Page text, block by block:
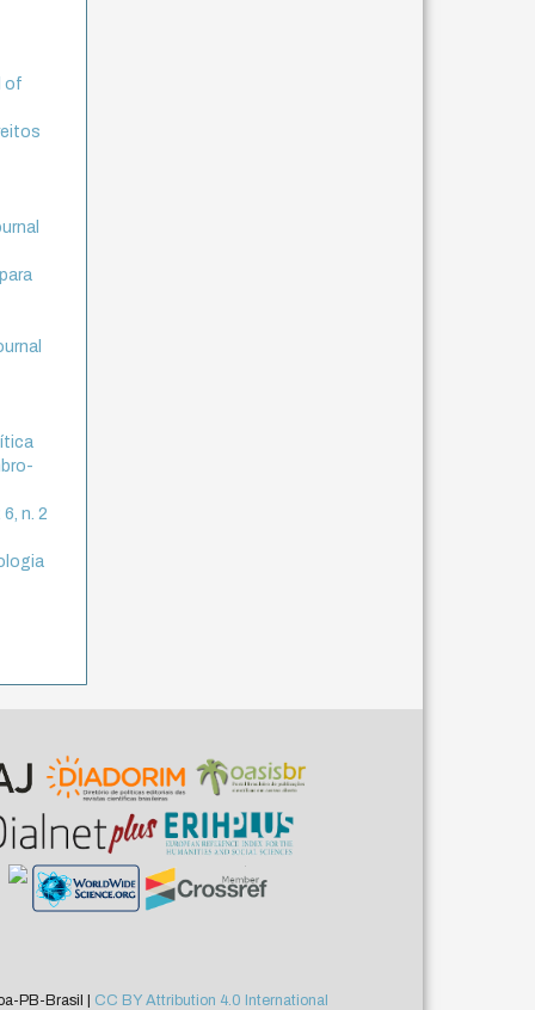
of
n. 2
PB-Brasil | CC BY Attribution 4.0 International